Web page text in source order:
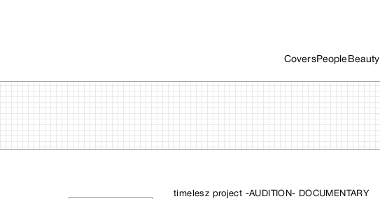
CoversPeople Beauty
timelesz project -AUDITION- DOCUMENTARY